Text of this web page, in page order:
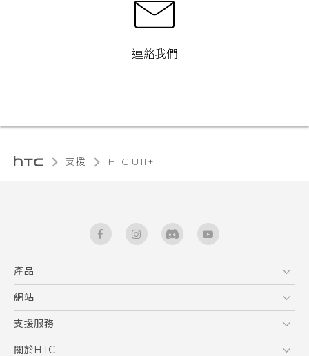
連絡我們
支援 HTC U11+‎
產品
5G
智能手機
區塊鍊手機
網站
HTC Dev
HTC Research
支援服務
服務中心
關於HTC